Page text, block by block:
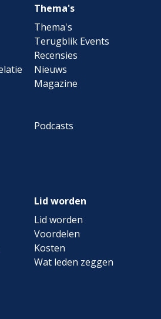
Thema's
Thema's
Terugblik Events
Recensies
Nieuws
Magazine
Podcasts
Lid worden
Lid worden
Voordelen
Kosten
Wat leden zeggen